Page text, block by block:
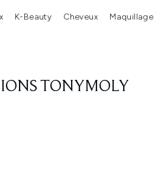
au sous-menu (Marques) Accédez au sous-menu (Nouveautés)Accédez au sous-menu (Beauty Box)
K-Beauty Cheveux Maquillage
TONYMOLY